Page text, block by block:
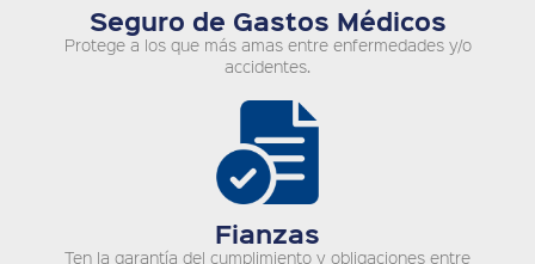
Seguro de Gastos Médicos
Protege a los que más amas entre enfermedades y/o
accidentes.
Fianzas
Ten la garantía del cumplimiento y obligaciones entre